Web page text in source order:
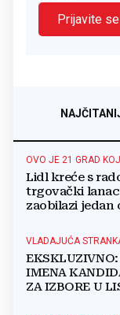
Prijavite se
OVO JE 21 GRAD
Lidl kreće s
trgovački
zaobilazi jedan
VLADAJUĆA
IMENA
ZA IZBORE U